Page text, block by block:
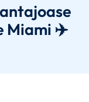
Miami ✈️